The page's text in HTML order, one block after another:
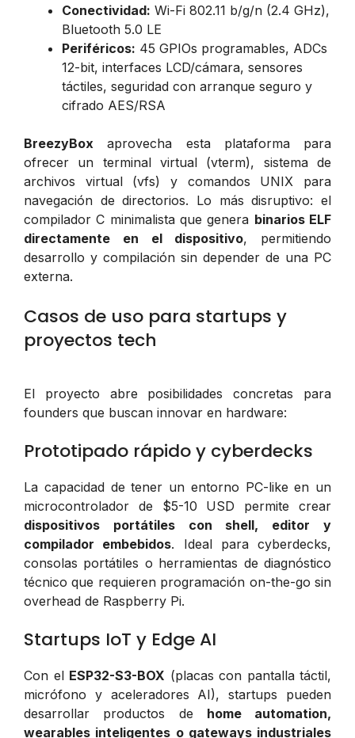
Conectividad: Wi-Fi 802.11 b/g/n (2.4 GHz),
Bluetooth 5.0 LE
Periféricos: 45 GPIOs programables, ADCs
12-bit, interfaces LCD/cámara, sensores
táctiles, seguridad con arranque seguro y
cifrado AES/RSA
BreezyBox aprovecha esta plataforma para
ofrecer un terminal virtual (vterm), sistema de
archivos virtual (vfs) y comandos UNIX para
navegación de directorios. Lo más disruptivo: el
compilador C minimalista que genera binarios ELF
directamente en el dispositivo, permitiendo
desarrollo y compilación sin depender de una PC
externa.
Casos de uso para startups y
proyectos tech
El proyecto abre posibilidades concretas para
founders que buscan innovar en hardware:
Prototipado rápido y cyberdecks
La capacidad de tener un entorno PC-like en un
microcontrolador de $5-10 USD permite crear
dispositivos portátiles con shell, editor y
compilador embebidos. Ideal para cyberdecks,
consolas portátiles o herramientas de diagnóstico
técnico que requieren programación on-the-go sin
overhead de Raspberry Pi.
Startups IoT y Edge AI
Con el ESP32-S3-BOX (placas con pantalla táctil,
micrófono y aceleradores AI), startups pueden
desarrollar productos de home automation,
wearables inteligentes o gateways industriales